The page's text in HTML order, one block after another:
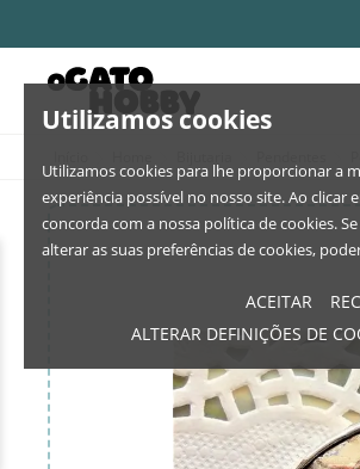
Utilizamos cookies
Utilizamos cookies para lhe proporcionar a
experiência possível no nosso site. Ao clicar
concorda com a nossa política de cookies.
alterar as suas preferências de cookies,
ACEITAR
ALTERAR DEFINIÇÕES DE